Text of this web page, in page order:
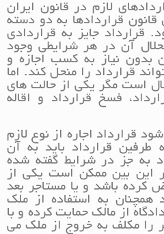
لازم در قانون ایران
قراردادها به دو دسته
قرارداد جایز به قراردادی
آن در هر شرایطی وجود
بدون نیاز به کسب اجازه و
قرارداد را منحل کند. اما
است مگر یکی از حالت های
فسخ قرارداد و اقاله
قرارداد اجاره از نوع لازم
قرارداد باید به آن
به جز در شرایط گفته شده
این بین ممکن است یکی از
کرده باشد و یا مستاجر بعد
همچنان به استفاده از ملک
از مالک حمایت کرده و با
را مکلف به خروج از ملک می